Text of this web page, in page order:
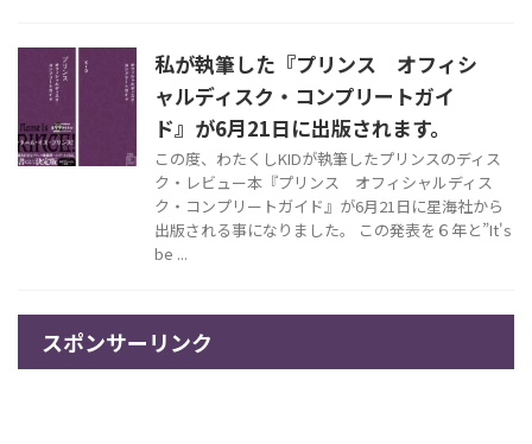
私が執筆した『プリンス オフィシ
ャルディスク・コンプリートガイ
ド』が6月21日に出版されます。
この度、わたくしKIDが執筆したプリンスのディス
ク・レビュー本『プリンス オフィシャルディス
ク・コンプリートガイド』が6月21日に星海社から
出版される事になりました。 この発表を６年と”It's
be ...
スポンサーリンク